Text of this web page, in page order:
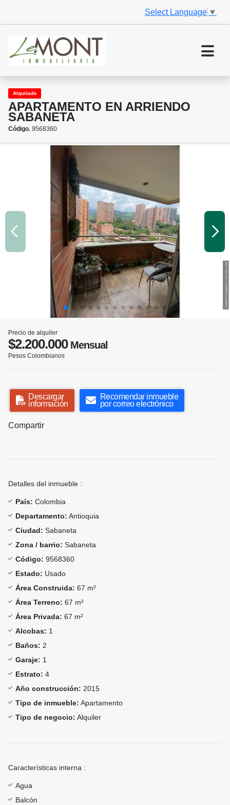
Select Language ▼
Alquilado
APARTAMENTO EN ARRIENDO
SABANETA
Código. 9568360
Precio de alquiler
$2.200.000Mensual
Pesos Colombianos
Descargar
información
Recomendar inmueble
por correo electrónico
Compartir
Detalles del inmueble :
País: Colombia
Departamento: Antioquia
Ciudad: Sabaneta
Zona / barrio: Sabaneta
Código: 9568360
Estado: Usado
Área Construida: 67 m²
Área Terreno: 67 m²
Área Privada: 67 m²
Alcobas: 1
Baños: 2
Garaje: 1
Estrato: 4
Año construcción: 2015
Tipo de inmueble: Apartamento
Tipo de negocio: Alquiler
Características interna :
Agua
Balcón